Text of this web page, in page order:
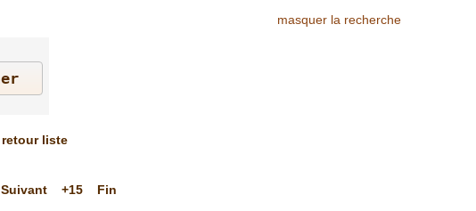
masquer la recherche
retour liste
Suivant +15 Fin